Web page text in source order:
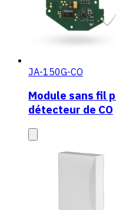
JA-150G-CO
Module sans fil
détecteur de CO